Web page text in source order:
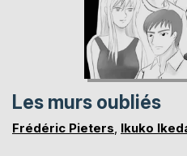
Les murs oubliés
Frédéric Pieters, Ikuko